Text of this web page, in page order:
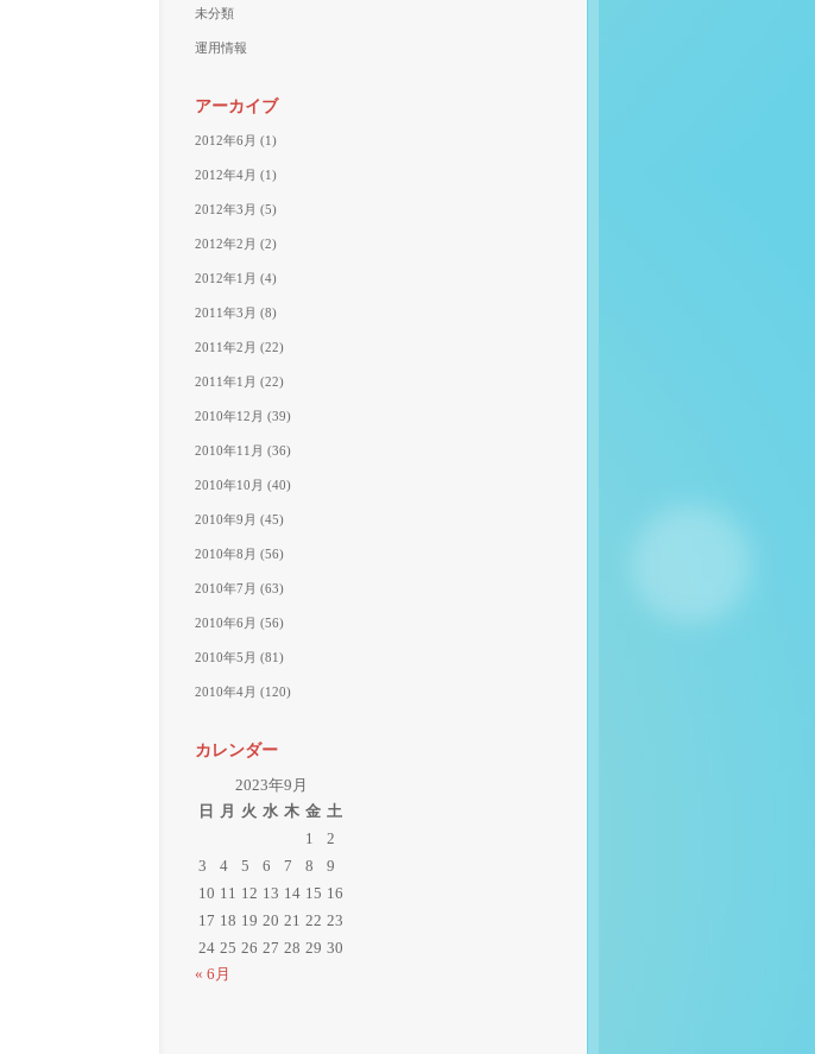
未分類
運用情報
アーカイブ
2012年6月 (1)
2012年4月 (1)
2012年3月 (5)
2012年2月 (2)
2012年1月 (4)
2011年3月 (8)
2011年2月 (22)
2011年1月 (22)
2010年12月 (39)
2010年11月 (36)
2010年10月 (40)
2010年9月 (45)
2010年8月 (56)
2010年7月 (63)
2010年6月 (56)
2010年5月 (81)
2010年4月 (120)
カレンダー
2023年9月
日
月 火 水 木 金 土
1
2
3
4 5 6 7 8
9
10 11 12 13 14 15 16
17 18 19 20 21 22 23
24 25 26 27 28 29 30
« 6月